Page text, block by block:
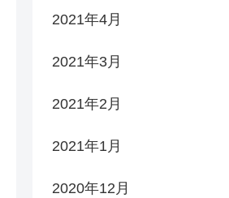
2021年4月
2021年3月
2021年2月
2021年1月
2020年12月